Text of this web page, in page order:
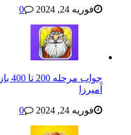
فوریه 24, 2024 0
آمیرزا
فوریه 24, 2024 0